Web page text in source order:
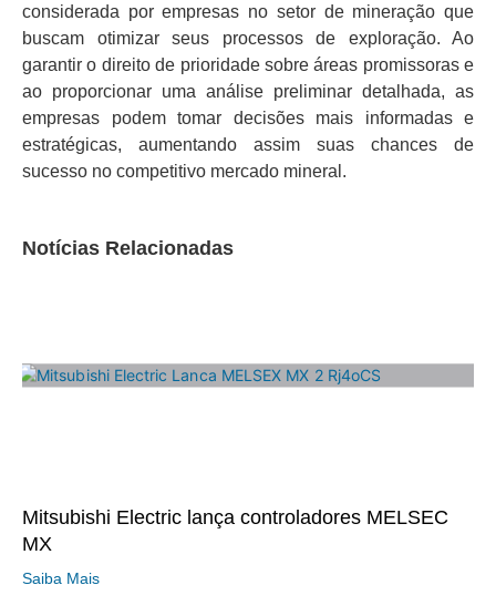
considerada por empresas no setor de mineração que
buscam otimizar seus processos de exploração. Ao
garantir o direito de prioridade sobre áreas promissoras e
ao proporcionar uma análise preliminar detalhada, as
empresas podem tomar decisões mais informadas e
estratégicas, aumentando assim suas chances de
sucesso no competitivo mercado mineral.
Notícias Relacionadas
Mitsubishi Electric lança controladores MELSEC
MX
Saiba Mais